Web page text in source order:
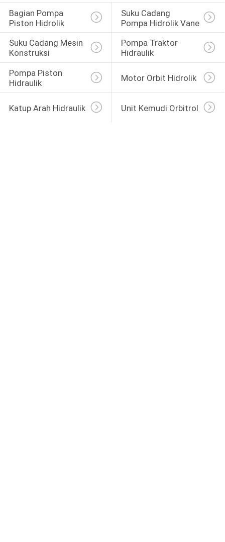
Bagian Pompa
Piston Hidrolik
Suku Cadang
Pompa Hidrolik Vane
Suku Cadang Mesin
Konstruksi
Pompa Traktor
Hidraulik
Pompa Piston
Hidraulik
Motor Orbit Hidrolik
Katup Arah Hidraulik Unit Kemudi Orbitrol